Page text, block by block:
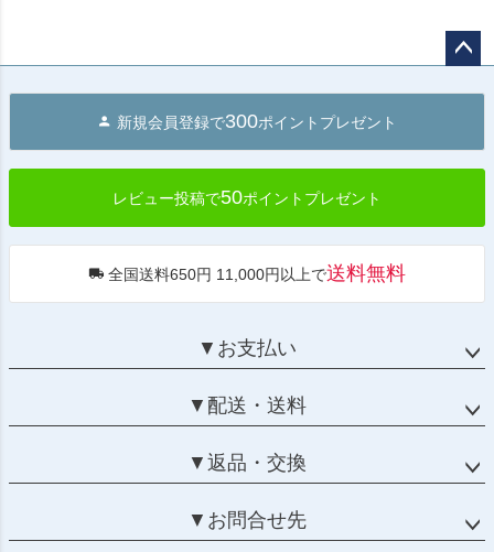
へ
新規会員登録で300ポイントプレゼント
レビュー投稿で50ポイントプレゼント
全国送料650円 11,000円以上で送料無料
▼お支払い
▼配送・送料
▼返品・交換
▼お問合せ先